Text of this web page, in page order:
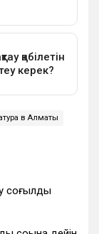
в Алматы
соғылды